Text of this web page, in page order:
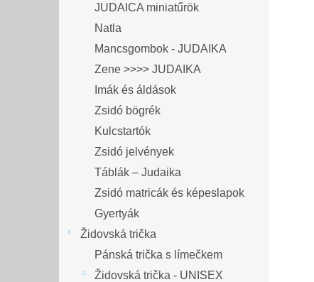
JUDAICA miniatűrök
Natla
Mancsgombok - JUDAIKA
Zene >>>> JUDAIKA
Imák és áldások
Zsidó bögrék
Kulcstartók
Zsidó jelvények
Táblák – Judaika
Zsidó matricák és képeslapok
Gyertyák
Židovská trička
Pánská trička s límečkem
Židovská trička - UNISEX